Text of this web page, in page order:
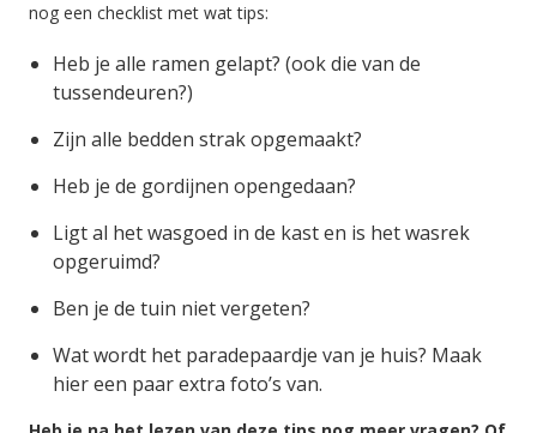
nog een checklist met wat tips:
Heb je alle ramen gelapt? (ook die van de
tussendeuren?)
Zijn alle bedden strak opgemaakt?
Heb je de gordijnen opengedaan?
Ligt al het wasgoed in de kast en is het wasrek
opgeruimd?
Ben je de tuin niet vergeten?
Wat wordt het paradepaardje van je huis? Maak
hier een paar extra foto’s van.